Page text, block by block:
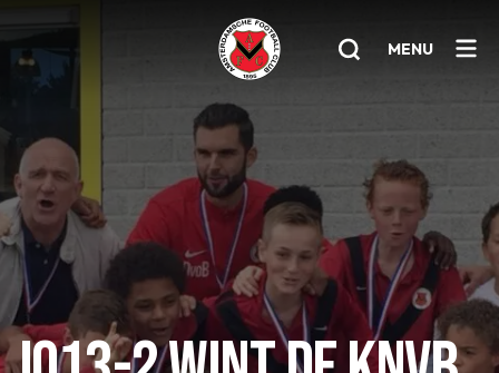
MENU
Home
AFC 1
Teams
Jeugd
Senioren